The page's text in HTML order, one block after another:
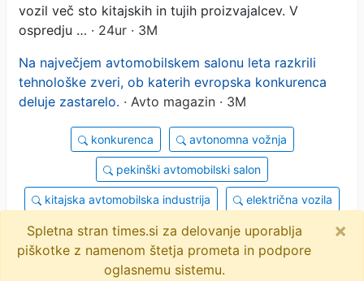
vozil več sto kitajskih in tujih proizvajalcev. V
ospredju … · 24ur · 3M
Na največjem avtomobilskem salonu leta razkrili
tehnološke zveri, ob katerih evropska konkurenca
deluje zastarelo. · Avto magazin · 3M
konkurenca avtonomna vožnja
pekinški avtomobilski salon
kitajska avtomobilska industrija električna vozila
objavi tvitaj
2 novici
Spletna stran times.si za delovanje uporablja
piškotke z namenom štetja prometa in podpore
oglasnemu sistemu.
×